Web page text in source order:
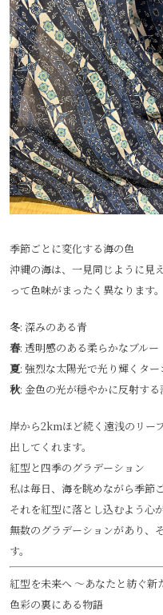
季節ごとに変化する海の色
沖縄の海は、一見同じように見
って色味がまったく異なります。
冬: 深みのある青
春: 透明感のある柔らかなブルー
夏: 強烈な太陽光で光り輝くター
秋: 金色の光が穏やかに反射す
岸から2kmほど続く遠浅のリー
出してくれます。
紅型と四季のグラデーション
私は毎日、海を眺めながら季節
それを紅型に落とし込むよう心
無数のグラデーションがあり、
す。
紅型を未来へ 〜あなたと紡ぐ新
色彩の裏にある物語